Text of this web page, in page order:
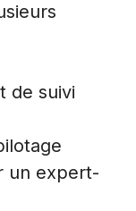
de suivi
un expert-